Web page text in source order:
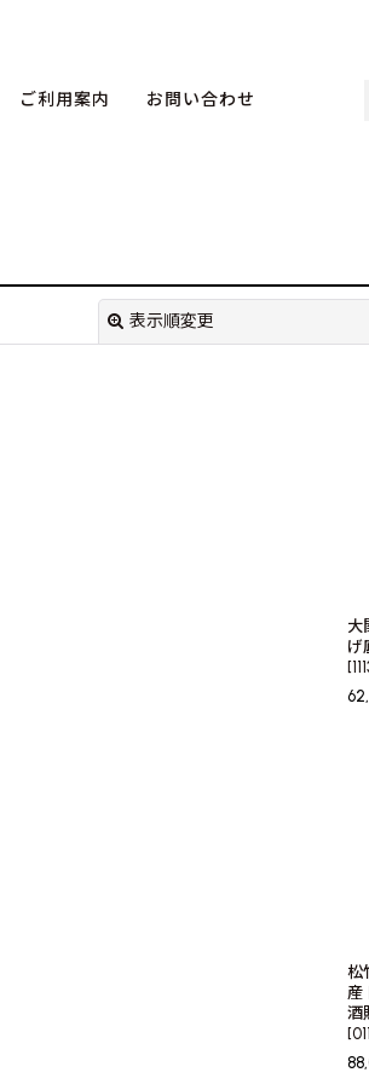
ご利用案内 お問い合わせ
表示順変更
大
げ
[
松
産
酒
[